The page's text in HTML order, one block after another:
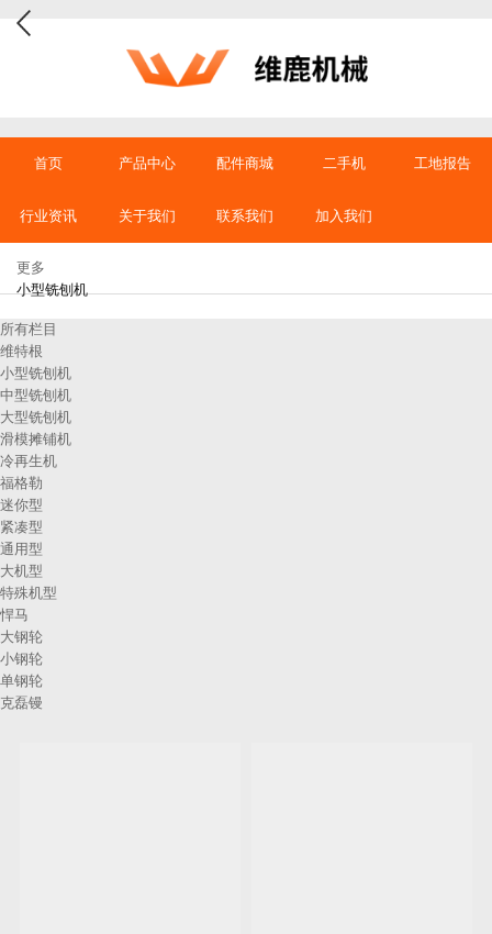
首页 产品中心 配件商城 二手机 工地报告
行业资讯 关于我们 联系我们 加入我们
更多
小型铣刨机
所有栏目
维特根
小型铣刨机
中型铣刨机
大型铣刨机
滑模摊铺机
冷再生机
福格勒
迷你型
紧凑型
通用型
大机型
特殊机型
悍马
大钢轮
小钢轮
单钢轮
克磊镘